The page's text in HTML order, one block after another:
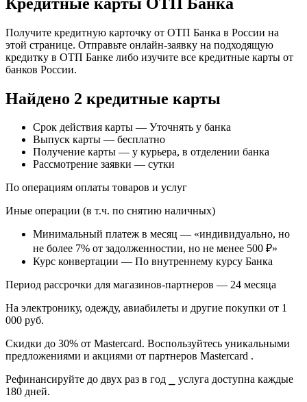
Получите кредитную карточку от ОТП Банка в России на
этой странице. Отправьте онлайн-заявку на подходящую
кредитку в ОТП Банке либо изучите все кредитные карты от
банков России.
Найдено 2 кредитные карты
Срок действия карты — Уточнять у банка
Выпуск карты — бесплатно
Получение карты — у курьера, в отделении банка
Рассмотрение заявки — сутки
По операциям оплаты товаров и услуг
Иные операции (в т.ч. по снятию наличных)
Минимальный платеж в месяц — «индивидуально, но
не более 7% от задолженностии, но не менее 500 ₽»
Курс конвертации — По внутреннему курсу Банка
Период рассрочки для магазинов-партнеров — 24 месяца
На электронику, одежду, авиабилеты и другие покупки от 1
000 руб.
Скидки до 30% от Mastercard. Воспользуйтесь уникальными
предложениями и акциями от партнеров Mastercard .
Рефинансируйте до двух раз в год ⎯ услуга доступна каждые
180 дней.